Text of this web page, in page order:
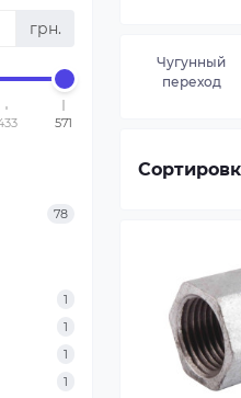
грн.
571
78
1
1
1
1
Чугунный
переход